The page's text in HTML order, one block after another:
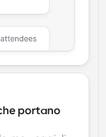
portano